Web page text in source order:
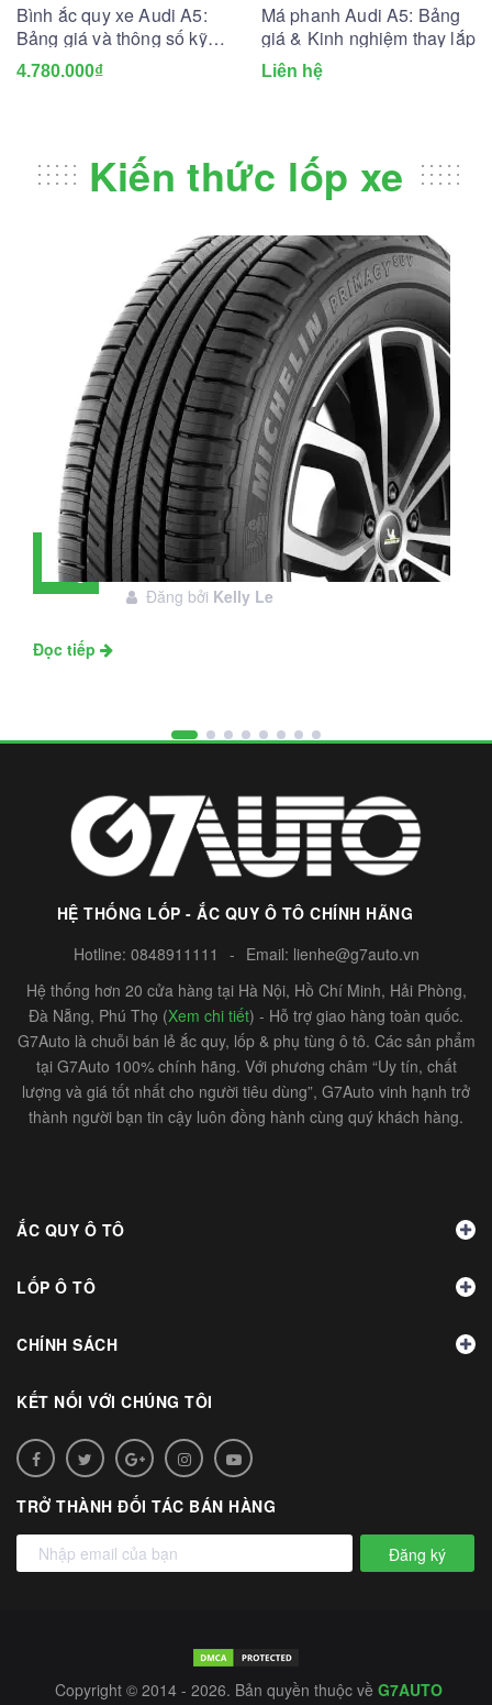
Bình ắc quy xe Audi A5:
Bảng giá và thông số kỹ
thuật
4.780.000₫
Má phanh Audi A5: Bảng
giá & Kinh nghiệm thay lắp
Liên hệ
Kiến thức lốp xe
28
Tháng
Đánh giá lốp Michelin Primacy SUV:
Đáng đầu tư không?
Đăng bởi Kelly Le
Đọc tiếp
HỆ THỐNG LỐP - ẮC QUY Ô TÔ CHÍNH HÃNG
Hotline: 0848911111 - Email: lienhe@g7auto.vn
Hệ thống hơn 20 cửa hàng tại Hà Nội, Hồ Chí Minh, Hải Phòng,
Đà Nẵng, Phú Thọ (Xem chi tiết) - Hỗ trợ giao hàng toàn quốc.
G7Auto là chuỗi bán lẻ ắc quy, lốp & phụ tùng ô tô. Các sản phẩm
tại G7Auto 100% chính hãng. Với phương châm “Uy tín, chất
lượng và giá tốt nhất cho người tiêu dùng”, G7Auto vinh hạnh trở
thành người bạn tin cậy luôn đồng hành cùng quý khách hàng.
ẮC QUY Ô TÔ
LỐP Ô TÔ
CHÍNH SÁCH
KẾT NỐI VỚI CHÚNG TÔI
TRỞ THÀNH ĐỐI TÁC BÁN HÀNG
Đăng ký
Copyright © 2014 - 2026. Bản quyền thuộc về G7AUTO